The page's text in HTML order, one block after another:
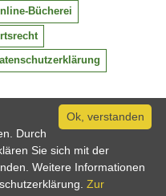
Bücherei
Ok, verstanden
Durch
Sie sich mit der
Weitere Informationen
Zur